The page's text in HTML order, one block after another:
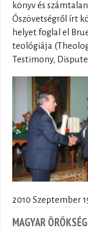
könyv és
Ószövetségről írt
helyet foglal el
teológiája
Testimony,
2010 Szeptember 19
MAGYAR